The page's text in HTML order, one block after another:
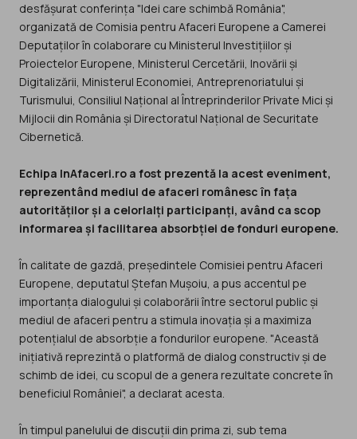
desfășurat conferința "Idei care schimbă România",
organizată de Comisia pentru Afaceri Europene a Camerei
Deputaților în colaborare cu Ministerul Investițiilor și
Proiectelor Europene, Ministerul Cercetării, Inovării și
Digitalizării, Ministerul Economiei, Antreprenoriatului și
Turismului, Consiliul Național al Întreprinderilor Private Mici și
Mijlocii din România și Directoratul Național de Securitate
Cibernetică.
Echipa InAfaceri.ro a fost prezentă la acest eveniment,
reprezentând mediul de afaceri românesc în fața
autorităților și a celorlalți participanți, având ca scop
informarea și facilitarea absorbției de fonduri europene.
În calitate de gazdă, președintele Comisiei pentru Afaceri
Europene, deputatul Ștefan Mușoiu, a pus accentul pe
importanța dialogului și colaborării între sectorul public și
mediul de afaceri pentru a stimula inovația și a maximiza
potențialul de absorbție a fondurilor europene. "Această
inițiativă reprezintă o platformă de dialog constructiv și de
schimb de idei, cu scopul de a genera rezultate concrete în
beneficiul României", a declarat acesta.
În timpul panelului de discuții din prima zi, sub tema